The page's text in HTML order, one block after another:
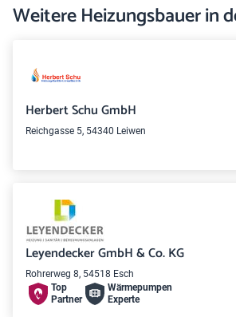
Weitere Heizungsbauer in
Herbert Schu GmbH
Reichgasse 5, 54340 Leiwen
Leyendecker GmbH & Co. KG
Rohrerweg 8, 54518 Esch
Top
Partner
Wärme­pumpen
Experte